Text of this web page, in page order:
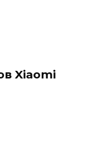
Xiaomi